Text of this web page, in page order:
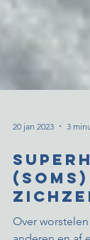
20 jan 2023 3